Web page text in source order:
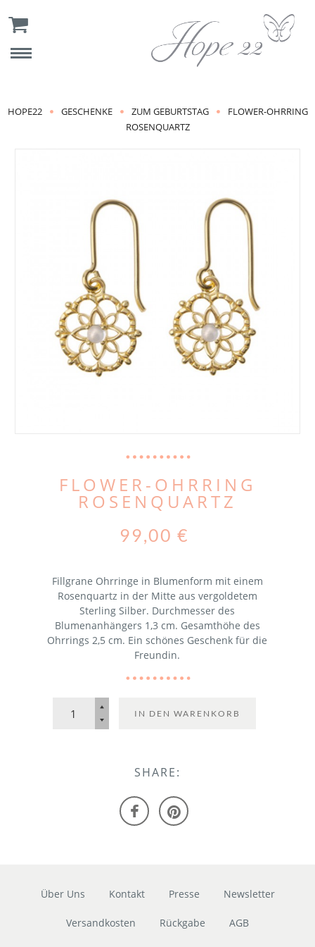
HOPE22 GESCHENKE ZUM GEBURTSTAG
FLOWER-OHRRING
ROSENQUARTZ
FLOWER-OHRRING
ROSENQUARTZ
99,00 €
Fillgrane Ohrringe in Blumenform mit einem
Rosenquartz in der Mitte aus vergoldetem
Sterling Silber. Durchmesser des
Blumenanhängers 1,3 cm. Gesamthöhe des
Ohrrings 2,5 cm. Ein schönes Geschenk für die
Freundin.
IN DEN WARENKORB
SHARE:
Über Uns Kontakt Presse Newsletter
Versandkosten Rückgabe AGB